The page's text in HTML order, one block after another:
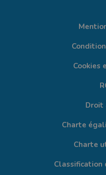
Cookies
Droit
Charte
Charte
Classification